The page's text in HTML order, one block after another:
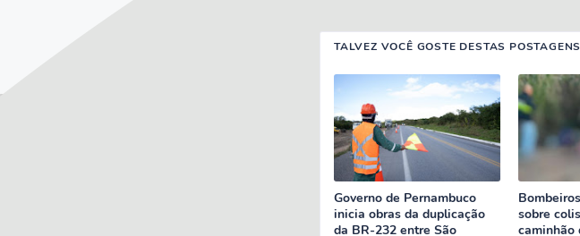
TALVEZ VOCÊ GOSTE DESTAS POSTAGENS
Governo de Pernambuco
inicia obras da duplicação
da BR-232 entre São
sobre
caminhão